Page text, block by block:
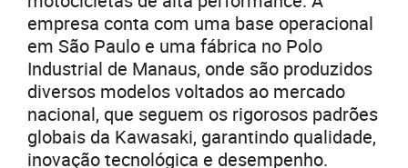
empresa conta com uma base operacional
em São Paulo e uma fábrica no Polo
Industrial de Manaus, onde são produzidos
diversos modelos voltados ao mercado
nacional, que seguem os rigorosos padrões
globais da Kawasaki, garantindo qualidade,
inovação tecnológica e desempenho.